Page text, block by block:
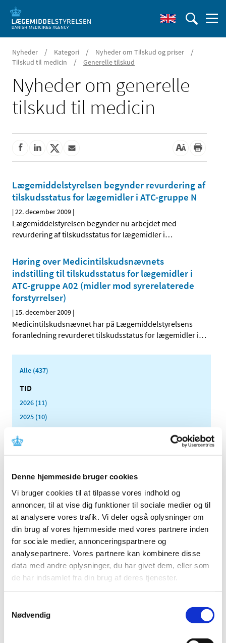
Denne hjemmeside bruger cookies
Vi bruger cookies til at tilpasse vores indhold og
annoncer, til at vise dig funktioner til sociale medier og til
at analysere vores trafik. Vi deler også oplysninger om
din brug af vores hjemmeside med vores partnere inden
for sociale medier, annonceringspartnere og
analysepartnere. Vores partnere kan kombinere disse
data med andre oplysninger, du har givet dem, eller som
de har indsamlet fra din brug af deres tjenester.
Nødvendig
Nyheder / Kategori / Nyheder om Tilskud og priser /
Tilskud til medicin / Generelle tilskud
Nyheder om generelle
tilskud til medicin
Lægemiddelstyrelsen begynder revurdering af
tilskudsstatus for lægemidler i ATC-gruppe N
|22. december 2009 |
Lægemiddelstyrelsen begynder nu arbejdet med
revurdering af tilskudsstatus for lægemidler i…
Høring over Medicintilskudsnævnets
indstilling til tilskudsstatus for lægemidler i
ATC-gruppe A02 (midler mod syrerelaterede
forstyrrelser)
| 15. december 2009 |
Medicintilskudsnævnet har på Lægemiddelstyrelsens
foranledning revurderet tilskudsstatus for lægemidler i…
Alle (437)
TID
2026 (11)
2025 (10)
2023 (8)
2021 (24)
2019 (39)
2018 (40)
2017 (31)
2016 (42)
2015 (30)
2011 (13)